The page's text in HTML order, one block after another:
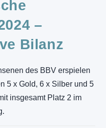
–
Bilanz
des BBV erspielen
5 x Gold, 6 x Silber und 5
insgesamt Platz 2 im